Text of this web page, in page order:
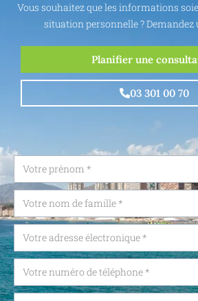
Vous souhaitez que les informations
situation personnelle ? Demandez
Planifier une
03 301 00 70